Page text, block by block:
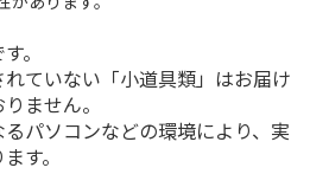
。
ていない「小道具類」はお届け
ません。
パソコンなどの環境により、実
す。